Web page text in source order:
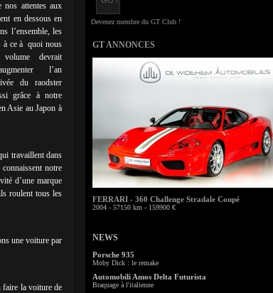
nos attentes aux
en dessous en
l’ensemble, les
à ce à quoi nous
volume devrait
l’an
du raodster
grâce à notre
Asie au Japon à
travaillent dans
notre
d’une marque
roulent tous les
une voiture par
faire la voiture de
GT ANNONCES
FERRARI - 360 Challenge Stradale Coupé
2004 - 57150 km - 159900 €
NEWS
Porsche 935
Moby Dick : le remake
Automobili Amos Delta Futurista
Braquage à l'italienne